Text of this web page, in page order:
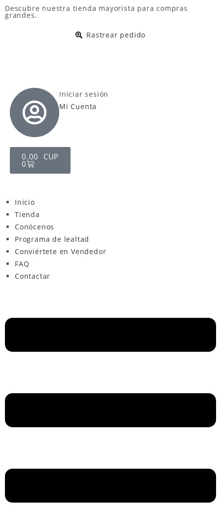
Descubre nuestra tienda mayorista para compras
grandes.
Rastrear pedido
Iniciar sesión
Mi Cuenta
0.00 CUP
0
Inicio
Tienda
Conócenos
Programa de lealtad
Conviértete en Vendedor
FAQ
Contactar